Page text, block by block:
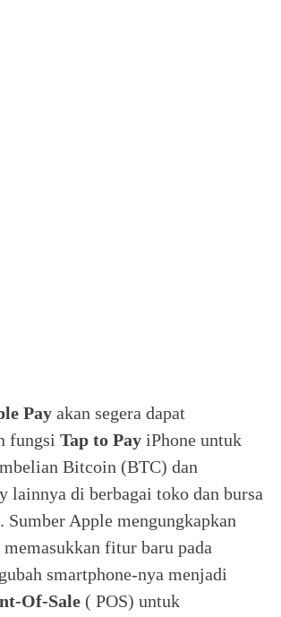
Pay akan segera dapat
fungsi Tap to Pay iPhone untuk
Bitcoin (BTC) dan
lainnya di berbagai toko dan bursa
Apple mengungkapkan
fitur baru pada
smartphone-nya menjadi
Of-Sale ( POS) untuk